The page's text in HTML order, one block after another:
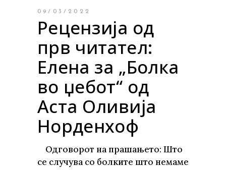
09/03/2022
Рецензија од
прв читател:
Елена за „Болка
во џебот“ од
Аста Оливија
Норденхоф
Одговорот на прашањето: Што
се случува со болките што немаме